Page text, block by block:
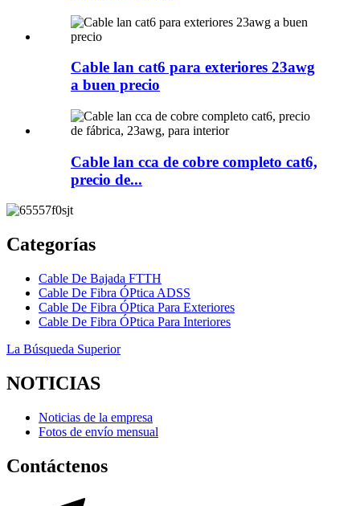
Cable lan cat6 para exteriores 23awg
a buen precio
Cable lan cca de cobre completo cat6,
precio de...
Categorías
Cable De Bajada FTTH
Cable De Fibra ÓPtica ADSS
Cable De Fibra ÓPtica Para Exteriores
Cable De Fibra ÓPtica Para Interiores
La Búsqueda Superior
NOTICIAS
Noticias de la empresa
Fotos de envío mensual
Contáctenos